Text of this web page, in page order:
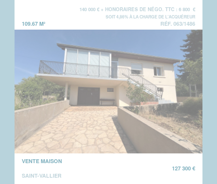
140 000 € + HONORAIRES DE NÉGO. TTC : 6 800 €
SOIT 4,86% À LA CHARGE DE L'ACQUÉREUR
109.67 M² RÉF. 063/1486
VENTE MAISON
127 300 €
SAINT-VALLIER